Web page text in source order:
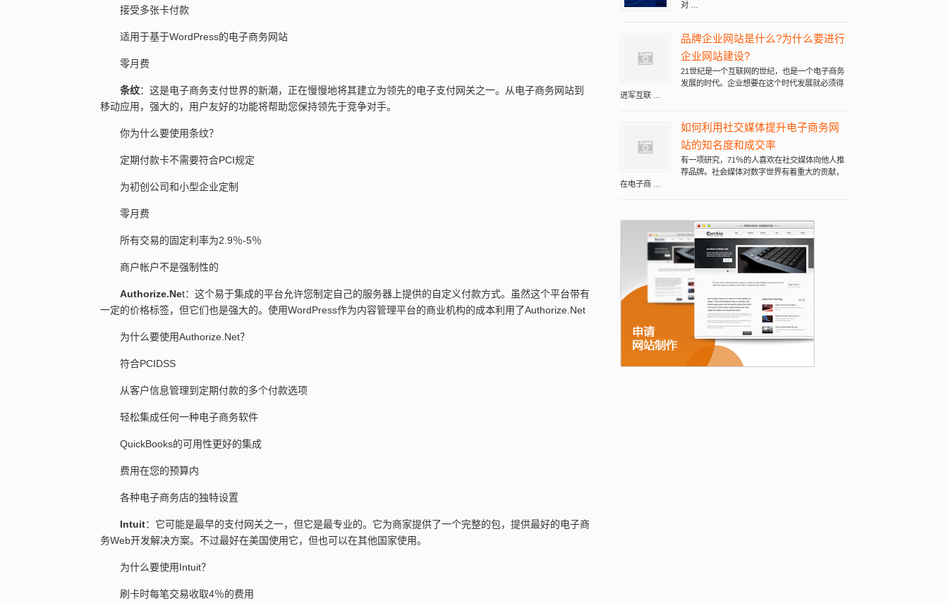
接受多张卡付款
适用于基于WordPress的电子商务网站
零月费
条纹：这是电子商务支付世界的新潮，正在慢慢地将其建立为领先的电子支付网关之一。从电子商务网站到
移动应用，强大的，用户友好的功能将帮助您保持领先于竞争对手。
你为什么要使用条纹？
定期付款卡不需要符合PCI规定
为初创公司和小型企业定制
零月费
所有交易的固定利率为2.9％-5％
商户帐户不是强制性的
Authorize.Net：这个易于集成的平台允许您制定自己的服务器上提供的自定义付款方式。虽然这个平台带有
一定的价格标签，但它们也是强大的。使用WordPress作为内容管理平台的商业机构的成本利用了Authorize.Net
为什么要使用Authorize.Net？
符合PCIDSS
从客户信息管理到定期付款的多个付款选项
轻松集成任何一种电子商务软件
QuickBooks的可用性更好的集成
费用在您的预算内
各种电子商务店的独特设置
Intuit：它可能是最早的支付网关之一，但它是最专业的。它为商家提供了一个完整的包，提供最好的电子商
务Web开发解决方案。不过最好在美国使用它，但也可以在其他国家使用。
为什么要使用Intuit？
刷卡时每笔交易收取4％的费用
对 …
品牌企业网站是什么?为什么要进行
企业网站建设?
21世纪是一个互联网的世纪，也是一个电子商务
发展的时代。企业想要在这个时代发展就必须得
进军互联 …
如何利用社交媒体提升电子商务网
站的知名度和成交率
有一项研究，71％的人喜欢在社交媒体向他人推
荐品牌。社会媒体对数字世界有着重大的贡献，
在电子商 …